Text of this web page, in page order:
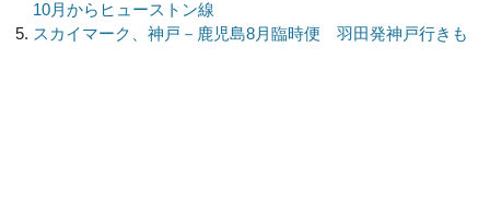
10月からヒューストン線
スカイマーク、神戸－鹿児島8月臨時便 羽田発神戸行きも